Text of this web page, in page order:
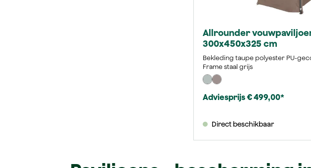
Allrounder
300x450x325 cm
Bekleding taupe polyester PU-
Frame staal grijs
Adviesprijs € 499,00*
Direct beschikbaar